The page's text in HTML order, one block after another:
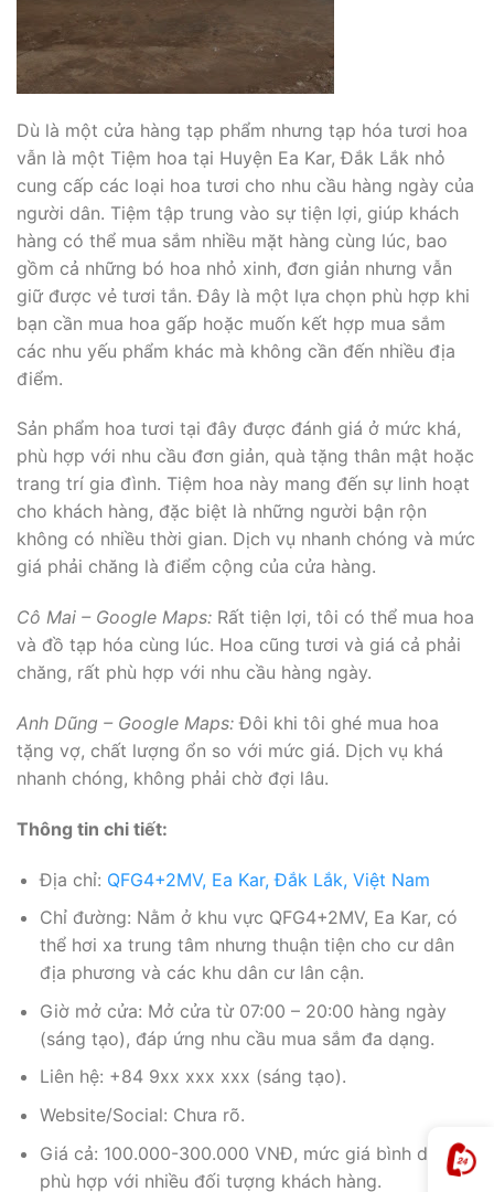
Dù là một cửa hàng tạp phẩm nhưng tạp hóa tươi hoa
vẫn là một Tiệm hoa tại Huyện Ea Kar, Đắk Lắk nhỏ
cung cấp các loại hoa tươi cho nhu cầu hàng ngày của
người dân. Tiệm tập trung vào sự tiện lợi, giúp khách
hàng có thể mua sắm nhiều mặt hàng cùng lúc, bao
gồm cả những bó hoa nhỏ xinh, đơn giản nhưng vẫn
giữ được vẻ tươi tắn. Đây là một lựa chọn phù hợp khi
bạn cần mua hoa gấp hoặc muốn kết hợp mua sắm
các nhu yếu phẩm khác mà không cần đến nhiều địa
điểm.
Sản phẩm hoa tươi tại đây được đánh giá ở mức khá,
phù hợp với nhu cầu đơn giản, quà tặng thân mật hoặc
trang trí gia đình. Tiệm hoa này mang đến sự linh hoạt
cho khách hàng, đặc biệt là những người bận rộn
không có nhiều thời gian. Dịch vụ nhanh chóng và mức
giá phải chăng là điểm cộng của cửa hàng.
Cô Mai – Google Maps: Rất tiện lợi, tôi có thể mua hoa
và đồ tạp hóa cùng lúc. Hoa cũng tươi và giá cả phải
chăng, rất phù hợp với nhu cầu hàng ngày.
Anh Dũng – Google Maps: Đôi khi tôi ghé mua hoa
tặng vợ, chất lượng ổn so với mức giá. Dịch vụ khá
nhanh chóng, không phải chờ đợi lâu.
Thông tin chi tiết:
Địa chỉ: QFG4+2MV, Ea Kar, Đắk Lắk, Việt Nam
Chỉ đường: Nằm ở khu vực QFG4+2MV, Ea Kar, có
thể hơi xa trung tâm nhưng thuận tiện cho cư dân
địa phương và các khu dân cư lân cận.
Giờ mở cửa: Mở cửa từ 07:00 – 20:00 hàng ngày
(sáng tạo), đáp ứng nhu cầu mua sắm đa dạng.
Liên hệ: +84 9xx xxx xxx (sáng tạo).
Website/Social: Chưa rõ.
Giá cả: 100.000-300.000 VNĐ, mức giá bình dân
phù hợp với nhiều đối tượng khách hàng.